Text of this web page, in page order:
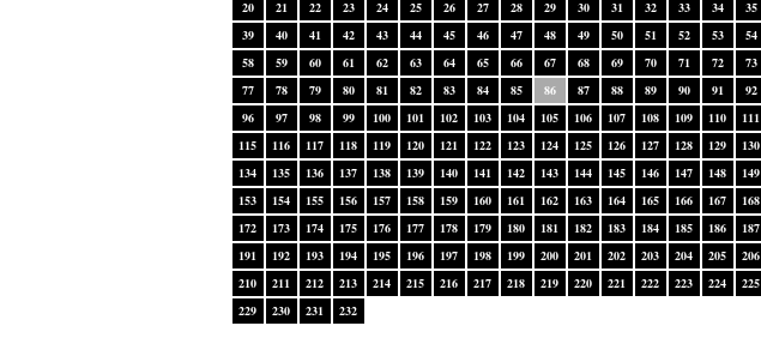
20
21 22 23 24 25 26 27 28 29 30 31 32 33 34 35
39
40 41 42 43 44 45 46 47 48 49 50 51 52 53 54
58
59 60 61 62 63 64 65 66 67 68 69 70 71 72 73
77
78 79 80 81 82 83 84 85 86 87 88 89 90 91 92
96
97 98 99 100 101 102 103 104 105 106 107 108 109 110 111
115
116 117 118 119 120 121 122 123 124 125 126 127 128 129 130
134
135 136 137 138 139 140 141 142 143 144 145 146 147 148 149
153
154 155 156 157 158 159 160 161 162 163 164 165 166 167 168
172
173 174 175 176 177 178 179 180 181 182 183 184 185 186 187
191
192 193 194 195 196 197 198 199 200 201 202 203 204 205 206
210
211 212 213 214 215 216 217 218 219 220 221 222 223 224 225
229
230 231 232